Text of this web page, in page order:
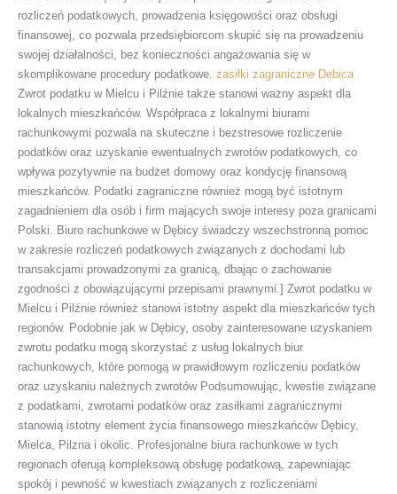
rozliczeń podatkowych, prowadzenia księgowości oraz obsługi
finansowej, co pozwala przedsiębiorcom skupić się na prowadzeniu
swojej działalności, bez konieczności angażowania się w
skomplikowane procedury podatkowe. zasiłki zagraniczne Debica
Zwrot podatku w Mielcu i Pilźnie także stanowi ważny aspekt dla
lokalnych mieszkańców. Współpraca z lokalnymi biurami
rachunkowymi pozwala na skuteczne i bezstresowe rozliczenie
podatków oraz uzyskanie ewentualnych zwrotów podatkowych, co
wpływa pozytywnie na budżet domowy oraz kondycję finansową
mieszkańców. Podatki zagraniczne również mogą być istotnym
zagadnieniem dla osób i firm mających swoje interesy poza granicami
Polski. Biuro rachunkowe w Dębicy świadczy wszechstronną pomoc
w zakresie rozliczeń podatkowych związanych z dochodami lub
transakcjami prowadzonymi za granicą, dbając o zachowanie
zgodności z obowiązującymi przepisami prawnymi.] Zwrot podatku w
Mielcu i Pilźnie również stanowi istotny aspekt dla mieszkańców tych
regionów. Podobnie jak w Dębicy, osoby zainteresowane uzyskaniem
zwrotu podatku mogą skorzystać z usług lokalnych biur
rachunkowych, które pomogą w prawidłowym rozliczeniu podatków
oraz uzyskaniu należnych zwrotów Podsumowując, kwestie związane
z podatkami, zwrotami podatków oraz zasiłkami zagranicznymi
stanowią istotny element życia finansowego mieszkańców Dębicy,
Mielca, Pilzna i okolic. Profesjonalne biura rachunkowe w tych
regionach oferują kompleksową obsługę podatkową, zapewniając
spokój i pewność w kwestiach związanych z rozliczeniami